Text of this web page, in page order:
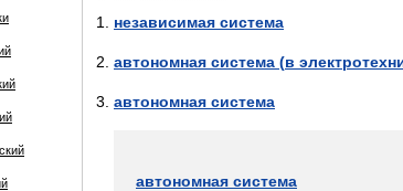
независимая система
автономная система (в
автономная система
автономная система